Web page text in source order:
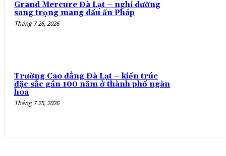
Grand Mercure Đà Lạt – nghỉ dưỡng
sang trọng mang dấu ấn Pháp
Tháng 7 26, 2026
Trường Cao đẳng Đà Lạt – kiến trúc
đặc sắc gần 100 năm ở thành phố ngàn
hoa
Tháng 7 25, 2026